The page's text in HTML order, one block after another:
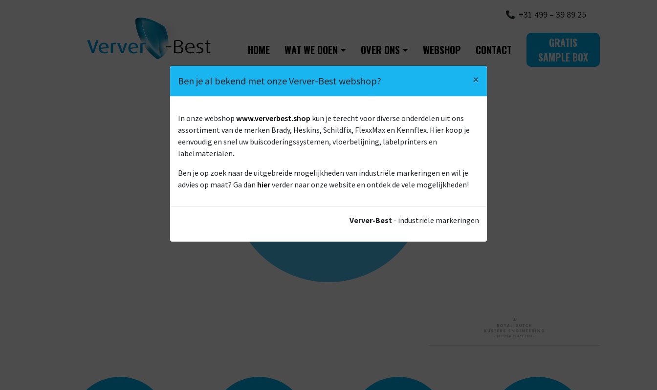
Ben je al bekend met onze Verver-Best webshop? ×
In onze webshop www.ververbest.shop kun je terecht voor diverse onderdelen uit ons
assortiment van de merken Brady, Heskins, Schildfix, FlexxMax en Kennflex. Hier koop je
eenvoudig en snel uw buiscoderingssystemen, vloerbelijning, labelprinters en
labelmaterialen.
Ben je op zoek naar de uitgebreide mogelijkheden van industriële markeringen en wil je
advies op maat? Ga dan hierverder naar onze website en ontdek de vele mogelijkheden!
Verver-Best - industriële markeringen
+31 499 – 39 89 25
HOME WAT WE DOEN OVER ONS WEBSHOP CONTACT
GRATIS
SAMPLE BOX
KUSTERS